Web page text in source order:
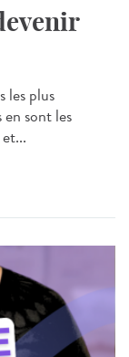
les plus
sont les